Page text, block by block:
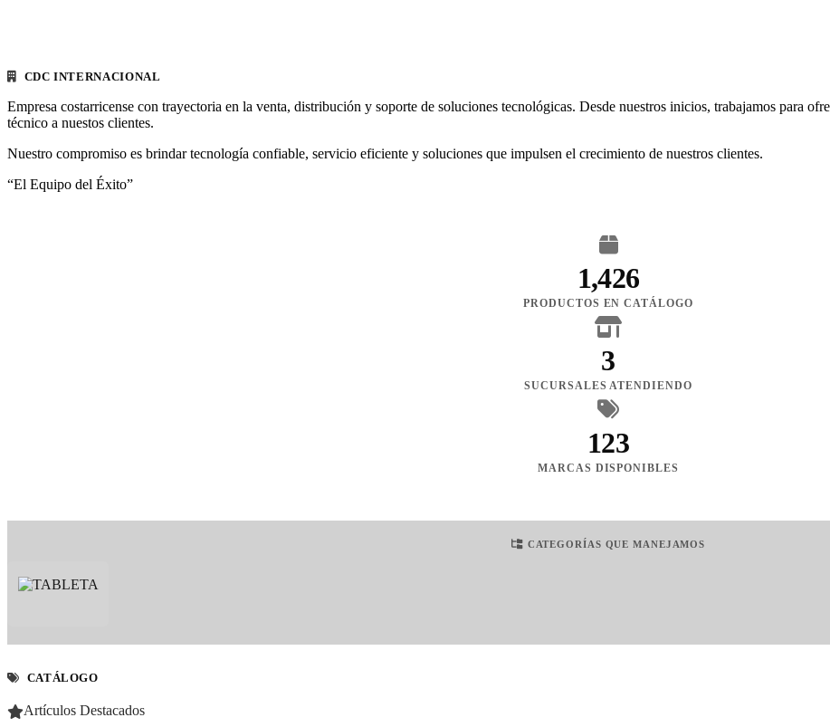
CDC INTERNACIONAL
Empresa costarricense con trayectoria en la venta, distribución y soporte de soluciones tecnológicas. Desde nuestros inicios, trabajamos para
técnico a nuestos clientes.
Nuestro compromiso es brindar tecnología confiable, servicio eficiente y soluciones que impulsen el crecimiento de nuestros clientes.
“El Equipo del Éxito”
1,426
PRODUCTOS EN CATÁLOGO
3
SUCURSALES ATENDIENDO
123
MARCAS DISPONIBLES
CATEGORÍAS QUE MANEJAMOS
CATÁLOGO
Artículos Destacados